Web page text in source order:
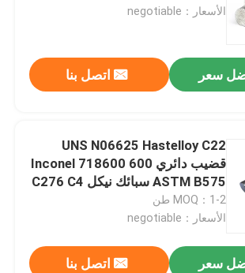
الأسعار：negotiable
سعر اتصل بنا
UNS N06625 Hastelloy C22
قضيب دائري 600 Inconel 718600
ASTM B575 سبائك نيكل C276 C4
Hastelloy X B B2 B3 C276 C22
MOQ：1-2 طن
الأسعار：negotiable
سعر اتصل بنا